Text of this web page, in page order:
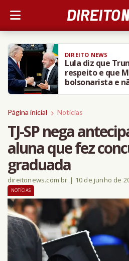
DIREITO NEWS
Lula diz que
respeito e que
bolsonarista e
VÍDEO
Página inicial Notícias
TJ-SP nega
aluna que fez
graduada
direitonews.com.br | 10 de junho de
NOTÍCIAS